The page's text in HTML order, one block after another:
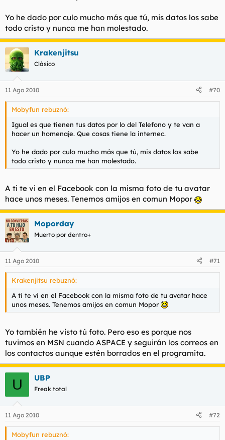
Yo he dado por culo mucho más que tú, mis datos los sabe
todo cristo y nunca me han molestado.
Krakenjitsu
Clásico
11 Ago 2010 #70
Mobyfun rebuznó:
Igual es que tienen tus datos por lo del Telefono y te van a
hacer un homenaje. Que cosas tiene la internec.
Yo he dado por culo mucho más que tú, mis datos los sabe
todo cristo y nunca me han molestado.
A ti te vi en el Facebook con la misma foto de tu avatar
hace unos meses. Tenemos amijos en comun Mopor
Moporday
Muerto por dentro+
11 Ago 2010 #71
Krakenjitsu rebuznó:
A ti te vi en el Facebook con la misma foto de tu avatar hace
unos meses. Tenemos amijos en comun Mopor
Yo también he visto tú foto. Pero eso es porque nos
tuvimos en MSN cuando ASPACE y seguirán los correos en
los contactos aunque estén borrados en el programita.
U UBP
Freak total
11 Ago 2010 #72
Mobyfun rebuznó: